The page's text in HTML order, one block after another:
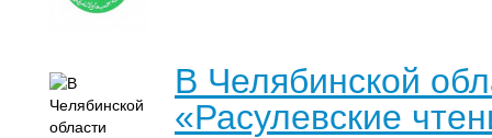
В Челябинской
«Расулевские